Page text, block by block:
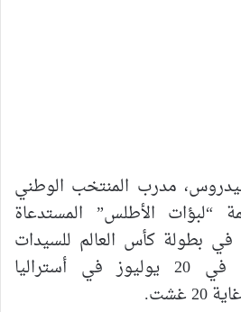
مدرب المنتخب الوطني
“لبؤات الأطلس” المستدعاة
في بطولة كأس العالم للسيدات
2023، التي ستنطلق في 20 يوليوز في أستراليا
غشت.